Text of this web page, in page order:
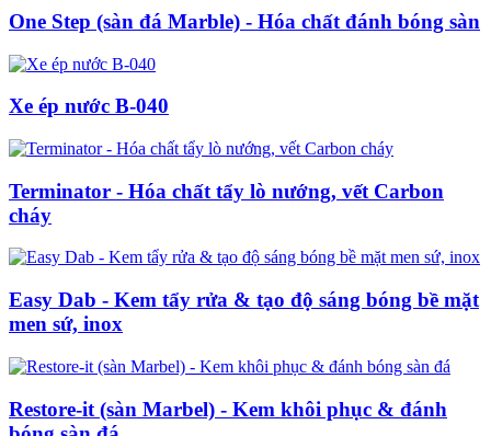
One Step (sàn đá Marble) - Hóa chất đánh bóng sàn
Xe ép nước B-040
Terminator - Hóa chất tẩy lò nướng, vết Carbon
cháy
Easy Dab - Kem tẩy rửa & tạo độ sáng bóng bề mặt
men sứ, inox
Restore-it (sàn Marbel) - Kem khôi phục & đánh